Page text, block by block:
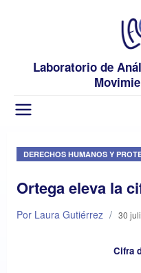
Laboratorio de
DERECHOS HUMANOS Y
Ortega eleva la
Por Laura Gutiérrez / 30
Cifra